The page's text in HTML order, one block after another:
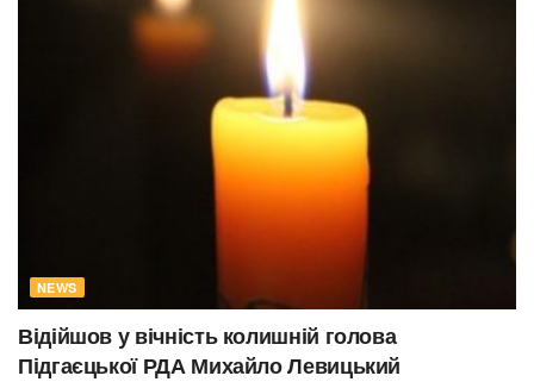
NEWS
Відійшов у вічність колишній голова
Підгаєцької РДА Михайло Левицький